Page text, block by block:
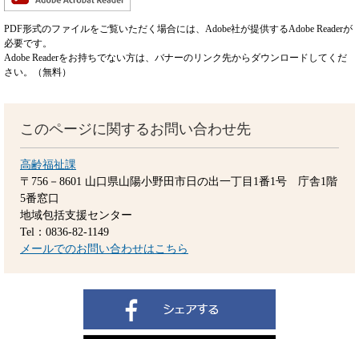
PDF形式のファイルをご覧いただく場合には、Adobe社が提供するAdobe Readerが
必要です。
Adobe Readerをお持ちでない方は、バナーのリンク先からダウンロードしてくだ
さい。（無料）
このページに関するお問い合わせ先
高齢福祉課
〒756－8601 山口県山陽小野田市日の出一丁目1番1号 庁舎1階
5番窓口
地域包括支援センター
Tel：0836-82-1149
メールでのお問い合わせはこちら